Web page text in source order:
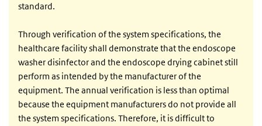
standard.
Through verification of the system specifications, the
healthcare facility shall demonstrate that the endoscope
washer disinfector and the endoscope drying cabinet still
perform as intended by the manufacturer of the
equipment. The annual verification is less than optimal
because the equipment manufacturers do not provide all
the system specifications. Therefore, it is difficult to